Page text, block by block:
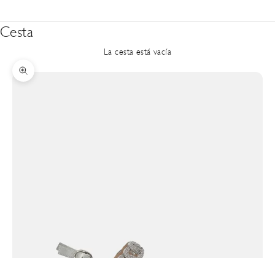
Cesta
La cesta está vacía
Zoom